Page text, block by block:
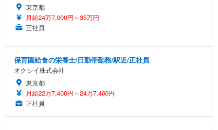
東京都
月給24万7,000円～35万円
正社員
保育園給食の栄養士/日勤帯勤務/駅近/正社員
オクシイ株式会社
東京都
月給22万7,400円～24万7,400円
正社員